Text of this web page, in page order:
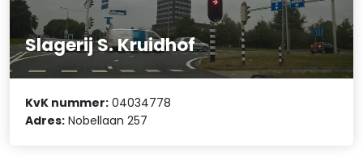
Slagerij S. Kruidhof
KvK nummer: 04034778
Adres: Nobellaan 257